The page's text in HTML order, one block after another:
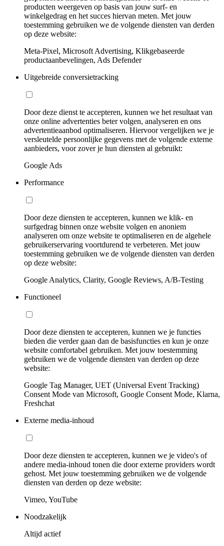
producten weergeven op basis van jouw surf- en
winkelgedrag en het succes hiervan meten. Met jouw
toestemming gebruiken we de volgende diensten van derden
op deze website:
Meta-Pixel, Microsoft Advertising, Klikgebaseerde
productaanbevelingen, Ads Defender
Uitgebreide conversietracking
Door deze dienst te accepteren, kunnen we het resultaat van
onze online advertenties beter volgen, analyseren en ons
advertentieaanbod optimaliseren. Hiervoor vergelijken we je
versleutelde persoonlijke gegevens met de volgende externe
aanbieders, voor zover je hun diensten al gebruikt:
Google Ads
Performance
Door deze diensten te accepteren, kunnen we klik- en
surfgedrag binnen onze website volgen en anoniem
analyseren om onze website te optimaliseren en de algehele
gebruikerservaring voortdurend te verbeteren. Met jouw
toestemming gebruiken we de volgende diensten van derden
op deze website:
Google Analytics, Clarity, Google Reviews, A/B-Testing
Functioneel
Door deze diensten te accepteren, kunnen we je functies
bieden die verder gaan dan de basisfuncties en kun je onze
website comfortabel gebruiken. Met jouw toestemming
gebruiken we de volgende diensten van derden op deze
website:
Google Tag Manager, UET (Universal Event Tracking)
Consent Mode van Microsoft, Google Consent Mode, Klarna,
Freshchat
Externe media-inhoud
Door deze diensten te accepteren, kunnen we je video's of
andere media-inhoud tonen die door externe providers wordt
gehost. Met jouw toestemming gebruiken we de volgende
diensten van derden op deze website:
Vimeo, YouTube
Noodzakelijk
Altijd actief